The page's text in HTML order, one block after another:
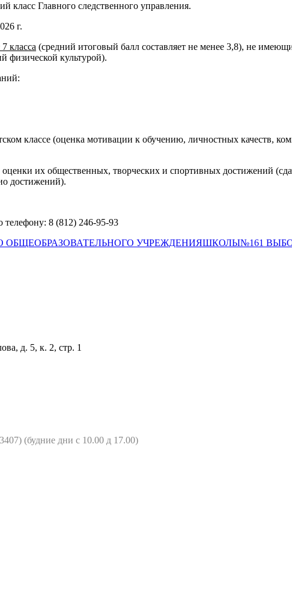
класс Главного следственного управления.
г.
7 класса (средний итоговый балл составляет не менее 3,8), не
физической культурой).
классе (оценка мотивации к обучению, личностных качеств,
оценки их общественных, творческих и спортивных достижений
достижений).
8 (812) 246-95-93
УЧРЕЖДЕНИЯШКОЛЫ№161
д. 5, к. 2, cтр. 1
(будние дни c 10.00 д 17.00)